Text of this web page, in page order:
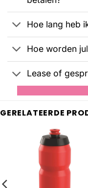
Hoe lang heb
Hoe worden
Lease of
GERELATEERDE